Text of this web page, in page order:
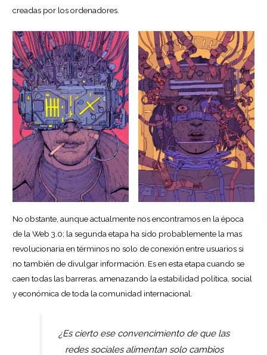
creadas por los ordenadores.
No obstante, aunque actualmente nos encontramos en la época
de la Web 3.0; la segunda etapa ha sido probablemente la mas
revolucionaria en términos no solo de conexión entre usuarios si
no también de divulgar información. Es en esta etapa cuando se
caen todas las barreras, amenazando la estabilidad política, social
y económica de toda la comunidad internacional.
¿Es cierto ese convencimiento de que las
redes sociales alimentan solo cambios